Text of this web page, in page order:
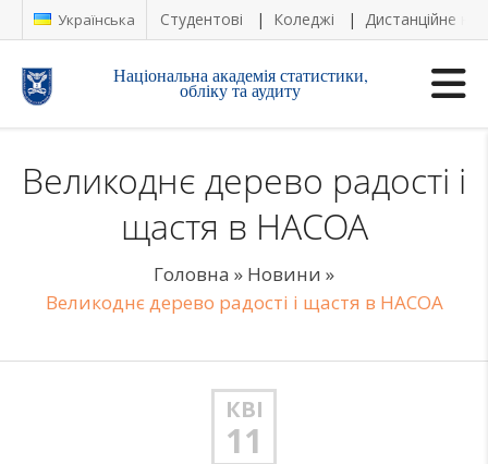
Українська Студентові Коледжі Дистанційне
Національна академія статистики,
обліку та аудиту
Великоднє дерево радості і
щастя в НАСОА
Головна » Новини »
Великоднє дерево радості і щастя в НАСОА
КВІ
11